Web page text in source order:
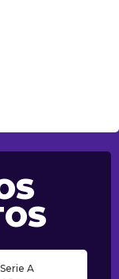
Serie A